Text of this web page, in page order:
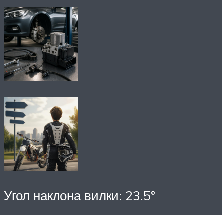
Угол наклона вилки: 23.5°